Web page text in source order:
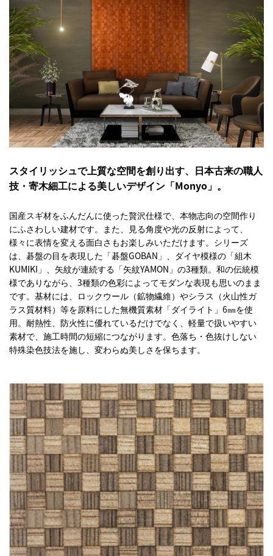
スタイリッシュで上質な空間を創り出す、日本古来の職人
技・寄木細工による美しいデザイン「Monyo」。
国産スギ材をふんだんに使った贅沢仕様で、本物志向の空間作り
にふさわしい建材です。また、見る角度や光の反射によって、
様々に表情を変える面白さもお楽しみいただけます。シリーズ
は、碁盤の目を表現した「碁盤GOBAN」、ダイヤ模様の「組木
KUMIKI」、矢紋が連続する「矢紋YAMON」の3種類。和の伝統模
様でありながら、3種類の色彩によってモダンな表現も思いのまま
です。基材には、ロックウール（鉱物繊維）やシラス（火山性ガ
ラス質材料）等を原料にした無機質素材「ダイライト」6㎜を使
用。耐熱性、防火性に優れているだけでなく、軽量で扱いやすい
素材で、施工時間の短縮につながります。色落ち・色抜けしない
特殊染色技法を施し、変わらぬ美しさを保ちます。